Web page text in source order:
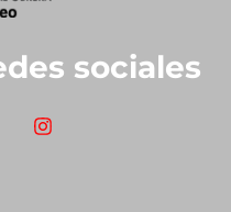
sociales